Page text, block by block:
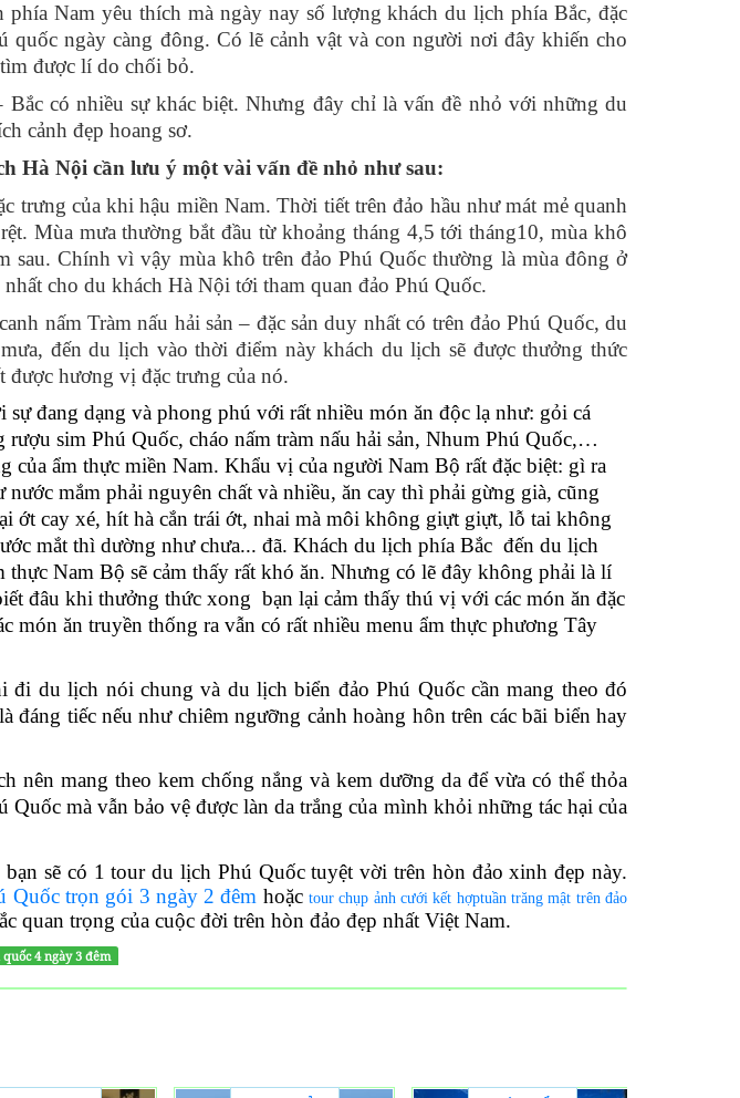
Nam yêu thích mà ngày nay số lượng khách du lịch phía Bắc, đặc
quốc ngày càng đông. Có lẽ cảnh vật và con người nơi đây khiến cho
được lí do chối bỏ.
có nhiều sự khác biệt. Nhưng đây chỉ là vấn đề nhỏ với những du
cảnh đẹp hoang sơ.
Hà Nội cần lưu ý một vài vấn đề nhỏ như sau:
trưng của khi hậu miền Nam. Thời tiết trên đảo hầu như mát mẻ quanh
Mùa mưa thường bắt đầu từ khoảng tháng 4,5 tới tháng10, mùa khô
sau. Chính vì vậy mùa khô trên đảo Phú Quốc thường là mùa đông ở
cho du khách Hà Nội tới tham quan đảo Phú Quốc.
nấm Tràm nấu hải sản – đặc sản duy nhất có trên đảo Phú Quốc, du
đến du lịch vào thời điểm này khách du lịch sẽ được thưởng thức
được hương vị đặc trưng của nó.
đang dạng và phong phú với rất nhiều món ăn độc lạ như: gỏi cá
sim Phú Quốc, cháo nấm tràm nấu hải sản, Nhum Phú Quốc,…
của ẩm thực miền Nam. Khẩu vị của người Nam Bộ rất đặc biệt: gì ra
mắm phải nguyên chất và nhiều, ăn cay thì phải gừng già, cũng
ớt cay xé, hít hà cắn trái ớt, nhai mà môi không giựt giựt, lỗ tai không
mắt thì dường như chưa... đã. Khách du lịch phía Bắc đến du lịch
thực Nam Bộ sẽ cảm thấy rất khó ăn. Nhưng có lẽ đây không phải là lí
đâu khi thưởng thức xong bạn lại cảm thấy thú vị với các món ăn đặc
món ăn truyền thống ra vẫn có rất nhiều menu ẩm thực phương Tây
du lịch nói chung và du lịch biển đảo Phú Quốc cần mang theo đó
đáng tiếc nếu như chiêm ngưỡng cảnh hoàng hôn trên các bãi biển hay
nên mang theo kem chống nắng và kem dưỡng da để vừa có thể thỏa
Quốc mà vẫn bảo vệ được làn da trắng của mình khỏi những tác hại của
sẽ có 1 tour du lịch Phú Quốc tuyệt vời trên hòn đảo xinh đẹp này.
Quốc trọn gói 3 ngày 2 đêm hoặctour chụp ảnh cưới kết hợptuần trăng mật trên đảo
quan trọng của cuộc đời trên hòn đảo đẹp nhất Việt Nam.
4 ngày 3 đêm